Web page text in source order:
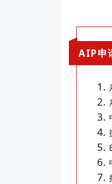
AIP申